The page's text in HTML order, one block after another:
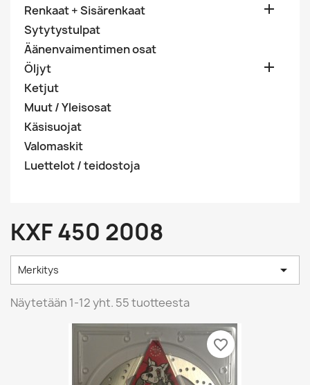
Renkaat + Sisärenkaat 
Sytytystulpat
Äänenvaimentimen osat
Öljyt

Ketjut
Muut / Yleisosat
Käsisuojat
Valomaskit
Luettelot / teidostoja
KXF 450 2008
Merkitys 
Näytetään 1-12 yht. 55 tuotteesta
favorite_border